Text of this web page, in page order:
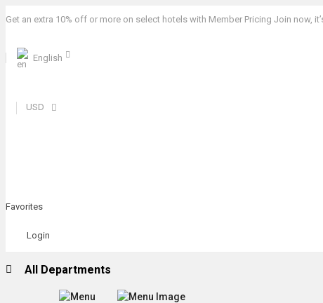
Get an extra 10% off or more on select hotels with Member Pricing Join now,
English
USD
Favorites
Login
All Departments